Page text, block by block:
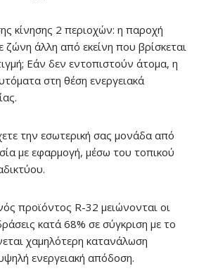
κίνησης 2 περιοχών: η παροχή
ζώνη άλλη από εκείνη που βρίσκεται
Εάν δεν εντοπιστούν άτομα, η
στη θέση ενεργειακά
την εσωτερική σας μονάδα από
με εφαρμογή, μέσω του τοπικού
προϊόντος R-32 μειώνονται οι
κατά 68% σε σύγκριση με το
χαμηλότερη κατανάλωση
ενεργειακή απόδοση.